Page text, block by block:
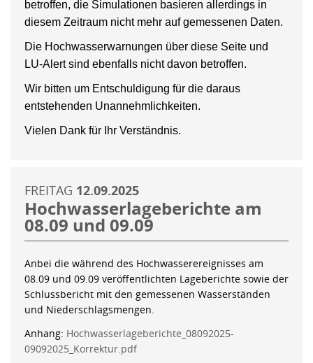
betroffen, die Simulationen basieren allerdings in
diesem Zeitraum nicht mehr auf gemessenen Daten.
Die Hochwasserwarnungen über diese Seite und
LU-Alert sind ebenfalls nicht davon betroffen.
Wir bitten um Entschuldigung für die daraus
entstehenden Unannehmlichkeiten.
Vielen Dank für Ihr Verständnis.
FREITAG 12.09.2025
Hochwasserlageberichte am
08.09 und 09.09
Anbei die während des Hochwasserereignisses am
08.09 und 09.09 veröffentlichten Lageberichte sowie der
Schlussbericht mit den gemessenen Wasserständen
und Niederschlagsmengen.
Anhang: Hochwasserlageberichte_08092025-
09092025_Korrektur.pdf